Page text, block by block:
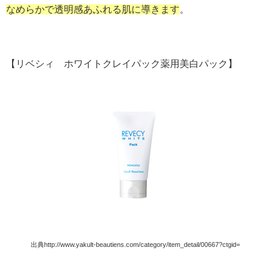
なめらかで透明感あふれる肌に導きます。
【リベシィ ホワイトクレイパック薬用美白パック 】
出典http://www.yakult-beautiens.com/category/item_detail/00667?ctgid=